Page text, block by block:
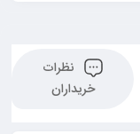
نظرات
خریداران